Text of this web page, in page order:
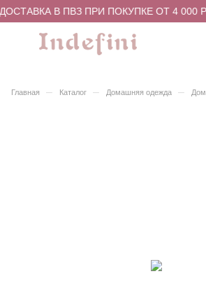
В ПВЗ ПРИ ПОКУПКЕ ОТ 4 000
Главная – Каталог – Домашняя одежда –